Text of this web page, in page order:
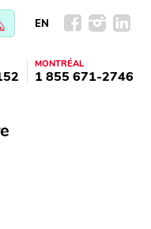
EN
MONTRÉAL
1 855 671-2746